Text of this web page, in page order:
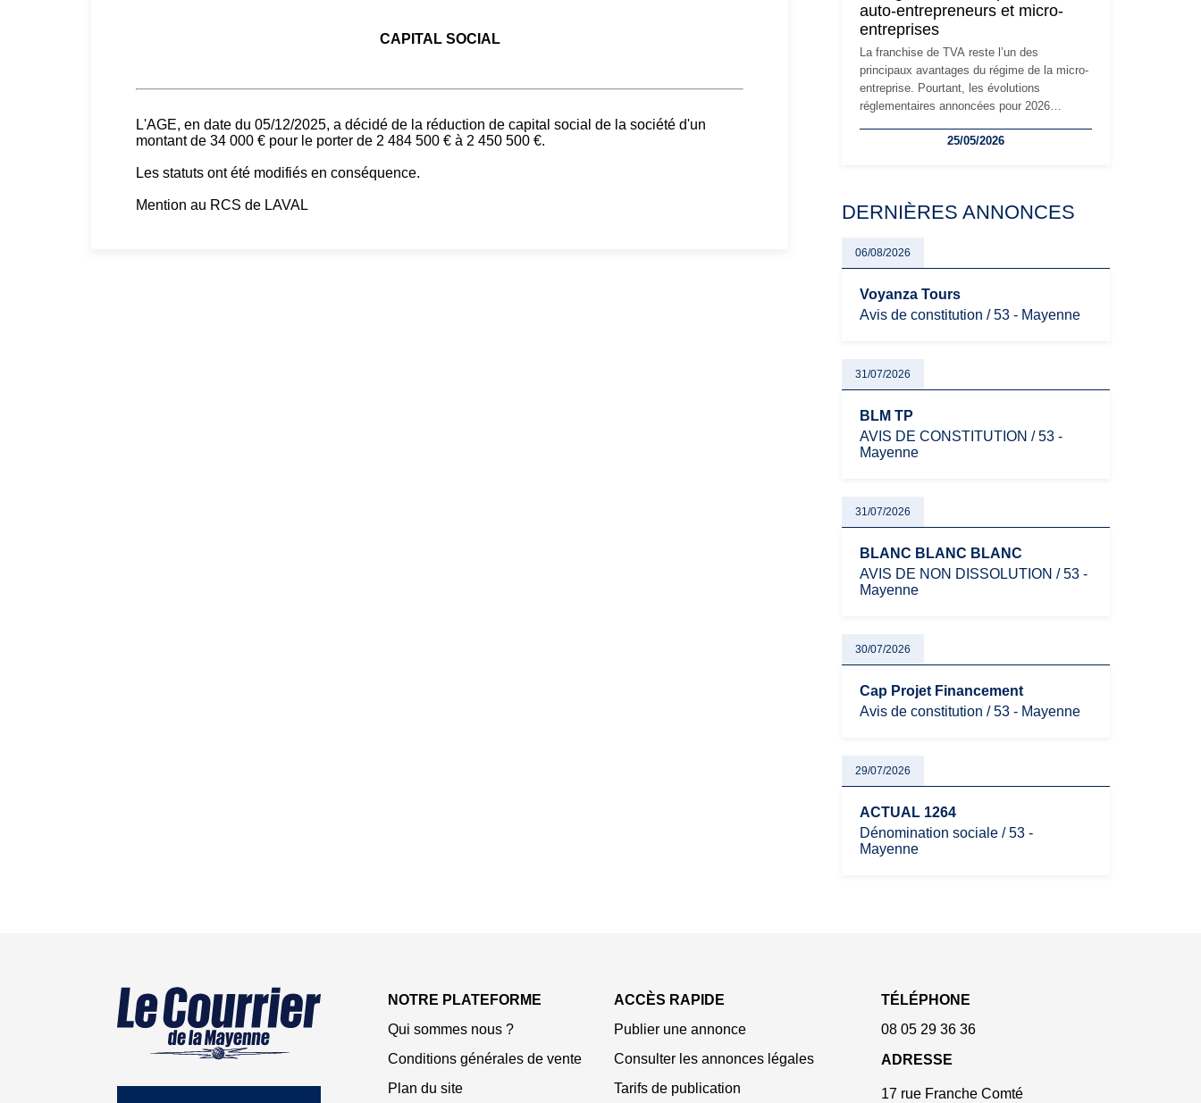
CAPITAL SOCIAL
L'AGE, en date du 05/12/2025, a décidé de la réduction de capital social de la société d'un
montant de 34 000 € pour le porter de 2 484 500 € à 2 450 500 €.
Les statuts ont été modifiés en conséquence.
Mention au RCS de LAVAL
à prendre pour éviter les mauvaises
surprises.
auto-entrepreneurs et micro-
entreprises
La franchise de TVA reste l’un des
principaux avantages du régime de la micro-
entreprise. Pourtant, les évolutions
réglementaires annoncées pour 2026
les auto-entrepreneurs, artisans et
évoluent dans un contexte de contrôle
oblige les indépendants à rester
particulièrement vigilants.
25/05/2026
DERNIÈRES ANNONCES
06/08/2026
Voyanza Tours
Avis de constitution / 53 - Mayenne
31/07/2026
BLM TP
AVIS DE CONSTITUTION / 53 -
Mayenne
31/07/2026
BLANC BLANC BLANC
AVIS DE NON DISSOLUTION / 53 -
Mayenne
30/07/2026
Cap Projet Financement
Avis de constitution / 53 - Mayenne
29/07/2026
ACTUAL 1264
Dénomination sociale / 53 -
Mayenne
NOTRE PLATEFORME
Qui sommes nous ?
Conditions générales de vente
Plan du site
ACCÈS RAPIDE
Publier une annonce
Consulter les annonces légales
Tarifs de publication
TÉLÉPHONE
08 05 29 36 36
ADRESSE
17 rue Franche Comté